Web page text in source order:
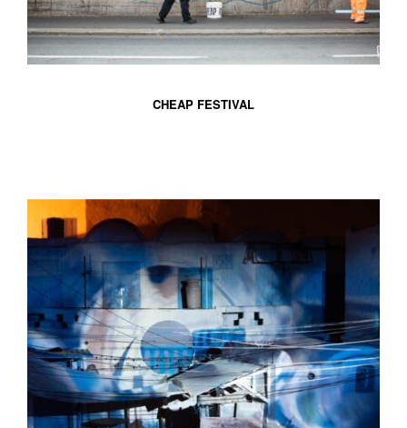
CHEAP FESTIVAL